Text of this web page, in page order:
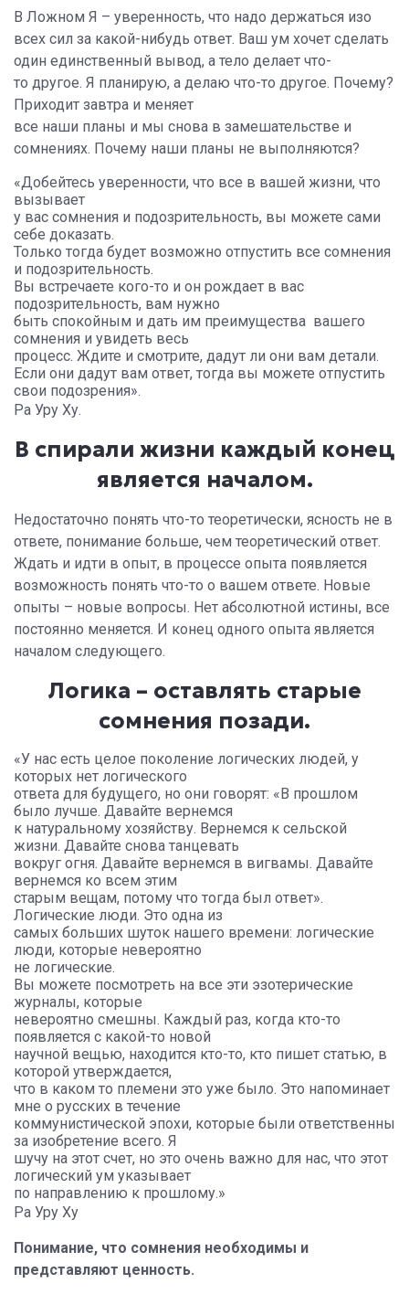
В Ложном Я – уверенность, что надо держаться изо
всех сил за какой-нибудь ответ. Ваш ум хочет сделать
один единственный вывод, а тело делает что-
то другое. Я планирую, а делаю что-то другое. Почему?
Приходит завтра и меняет
все наши планы и мы снова в замешательстве и
сомнениях. Почему наши планы не выполняются?
«Добейтесь уверенности, что все в вашей жизни, что
вызывает
у вас сомнения и подозрительность, вы можете сами
себе доказать.
Только тогда будет возможно отпустить все сомнения
и подозрительность.
Вы встречаете кого-то и он рождает в вас
подозрительность, вам нужно
быть спокойным и дать им преимущества вашего
сомнения и увидеть весь
процесс. Ждите и смотрите, дадут ли они вам детали.
Если они дадут вам ответ, тогда вы можете отпустить
свои подозрения».
Ра Уру Ху.
В спирали жизни каждый конец
является началом.
Недостаточно понять что-то теоретически, ясность не в
ответе, понимание больше, чем теоретический ответ.
Ждать и идти в опыт, в процессе опыта появляется
возможность понять что-то о вашем ответе. Новые
опыты – новые вопросы. Нет абсолютной истины, все
постоянно меняется. И конец одного опыта является
началом следующего.
Логика – оставлять старые
сомнения позади.
«У нас есть целое поколение логических людей, у
которых нет логического
ответа для будущего, но они говорят: «В прошлом
было лучше. Давайте вернемся
к натуральному хозяйству. Вернемся к сельской
жизни. Давайте снова танцевать
вокруг огня. Давайте вернемся в вигвамы. Давайте
вернемся ко всем этим
старым вещам, потому что тогда был ответ».
Логические люди. Это одна из
самых больших шуток нашего времени: логические
люди, которые невероятно
не логические.
Вы можете посмотреть на все эти эзотерические
журналы, которые
невероятно смешны. Каждый раз, когда кто-то
появляется с какой-то новой
научной вещью, находится кто-то, кто пишет статью, в
которой утверждается,
что в каком то племени это уже было. Это напоминает
мне о русских в течение
коммунистической эпохи, которые были ответственны
за изобретение всего. Я
шучу на этот счет, но это очень важно для нас, что этот
логический ум указывает
по направлению к прошлому.»
Ра Уру Ху
Понимание, что сомнения необходимы и
представляют ценность.